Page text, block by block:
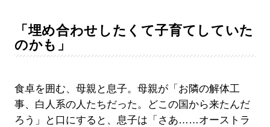
「埋め合わせしたくて子育てしていた
のかも」
食卓を囲む、母親と息子。母親が「お隣の解体工
事、白人系の人たちだった。どこの国から来たんだ
ろう」と口にすると、息子は「さあ……オーストラ